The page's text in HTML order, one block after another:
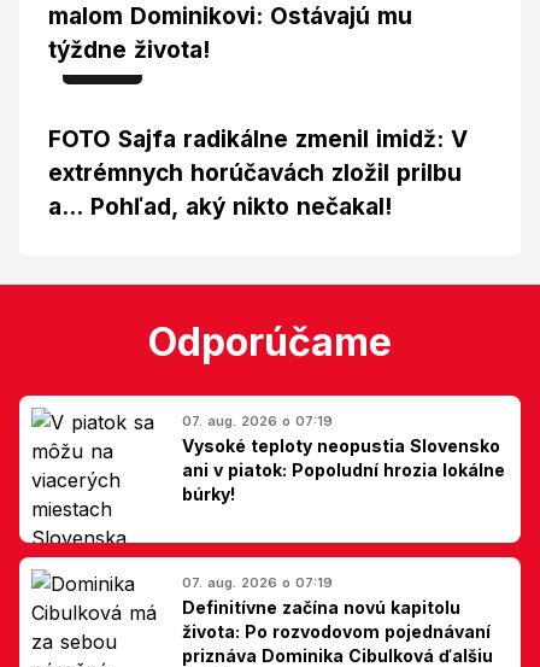
malom Dominikovi: Ostávajú mu
týždne života!
Foto
FOTO Sajfa radikálne zmenil imidž: V
extrémnych horúčavách zložil prilbu
a... Pohľad, aký nikto nečakal!
Odporúčame
07. aug. 2026 o 07:19
Vysoké teploty neopustia Slovensko
ani v piatok: Popoludní hrozia lokálne
búrky!
07. aug. 2026 o 07:19
Definitívne začína novú kapitolu
života: Po rozvodovom pojednávaní
priznáva Dominika Cibulková ďalšiu